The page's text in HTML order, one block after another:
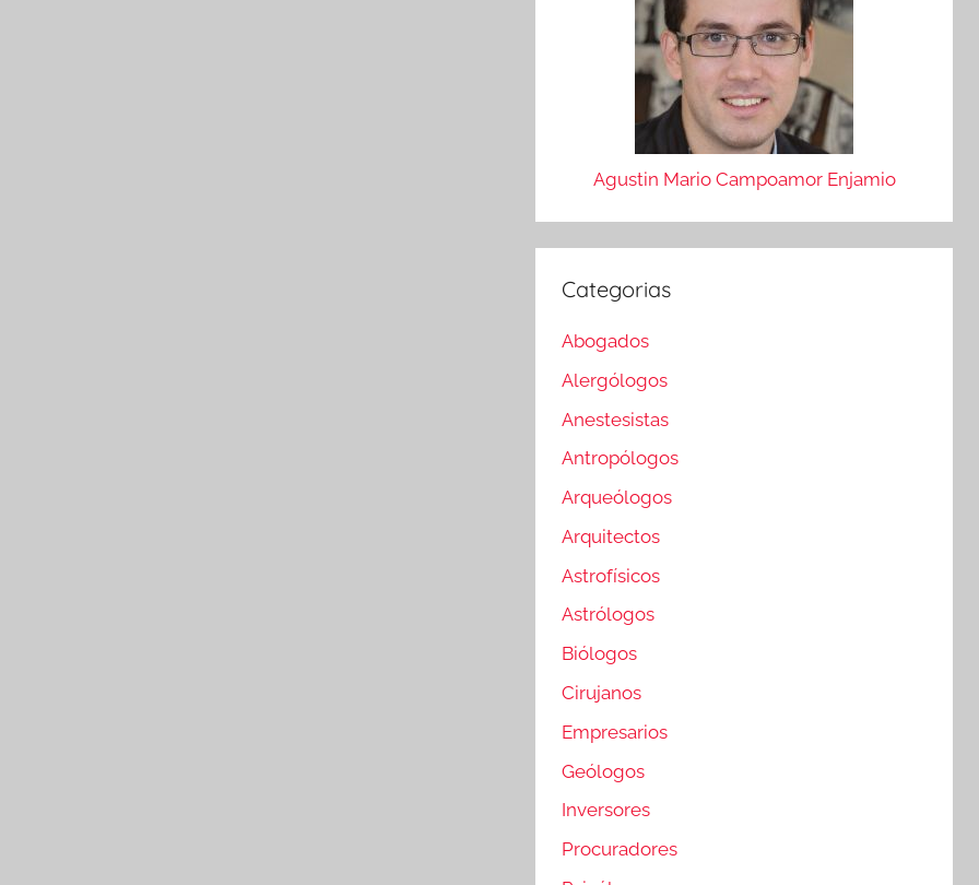
Agustin Mario Campoamor Enjamio
Categorias
Abogados
Alergólogos
Anestesistas
Antropólogos
Arqueólogos
Arquitectos
Astrofísicos
Astrólogos
Biólogos
Cirujanos
Empresarios
Geólogos
Inversores
Procuradores